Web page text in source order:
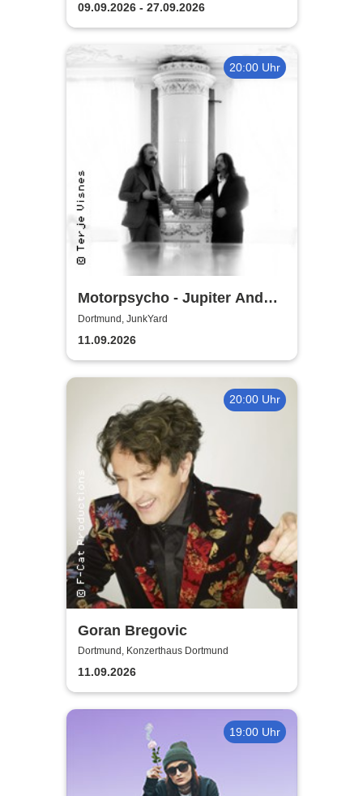
09.09.2026 - 27.09.2026
20:00 Uhr
Motorpsycho - Jupiter And
Beyond The Infinite Tour 2026
Dortmund, JunkYard
11.09.2026
20:00 Uhr
Goran Bregovic
Dortmund, Konzerthaus Dortmund
11.09.2026
19:00 Uhr